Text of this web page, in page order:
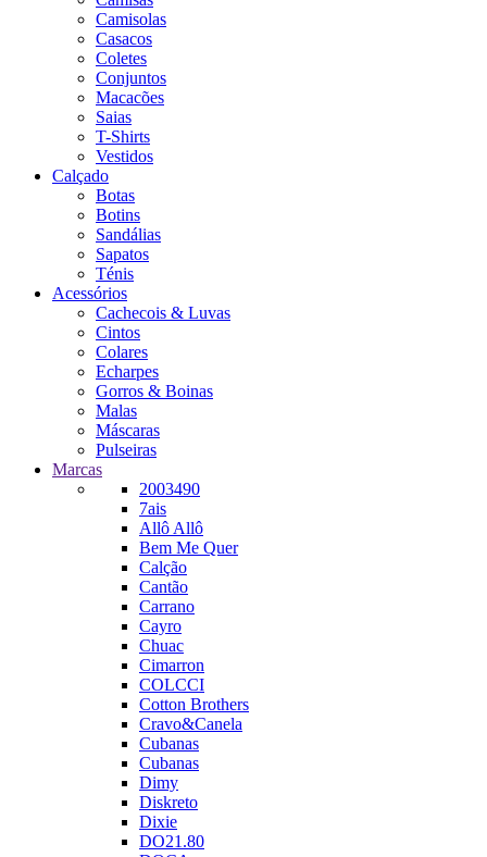
Camisolas
Casacos
Coletes
Conjuntos
Macacões
Saias
T-Shirts
Vestidos
Calçado
Botas
Botins
Sandálias
Sapatos
Ténis
Acessórios
Cachecois & Luvas
Cintos
Colares
Echarpes
Gorros & Boinas
Malas
Máscaras
Pulseiras
Marcas
2003490
7ais
Allô Allô
Bem Me Quer
Calção
Cantão
Carrano
Cayro
Chuac
Cimarron
COLCCI
Cotton Brothers
Cravo&Canela
Cubanas
Cubanas
Dimy
Diskreto
Dixie
DO21.80